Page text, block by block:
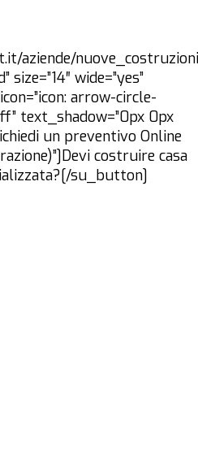
aziende/
wide=”yes”
arrow-circle-
text_shadow=”0px 0px
un preventivo Online
costruire casa
su_button]